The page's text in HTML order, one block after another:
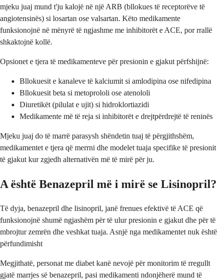
mjeku juaj mund t'ju kalojë në një ARB (bllokues të receptorëve të
angiotensinës) si losartan ose valsartan. Këto medikamente
funksionojnë në mënyrë të ngjashme me inhibitorët e ACE, por rrallë
shkaktojnë kollë.
Opsionet e tjera të medikamenteve për presionin e gjakut përfshijnë:
Bllokuesit e kanaleve të kalciumit si amlodipina ose nifedipina
Bllokuesit beta si metoprololi ose atenololi
Diuretikët (pilulat e ujit) si hidroklortiazidi
Medikamente më të reja si inhibitorët e drejtpërdrejtë të reninës
Mjeku juaj do të marrë parasysh shëndetin tuaj të përgjithshëm,
medikamentet e tjera që merrni dhe modelet tuaja specifike të presionit
të gjakut kur zgjedh alternativën më të mirë për ju.
A është Benazepril më i mirë se Lisinopril?
Të dyja, benazepril dhe lisinopril, janë frenues efektivë të ACE që
funksionojnë shumë ngjashëm për të ulur presionin e gjakut dhe për të
mbrojtur zemrën dhe veshkat tuaja. Asnjë nga medikamentet nuk është
përfundimisht
Megjithatë, personat me diabet kanë nevojë për monitorim të rregullt
gjatë marrjes së benazepril, pasi medikamenti ndonjëherë mund të